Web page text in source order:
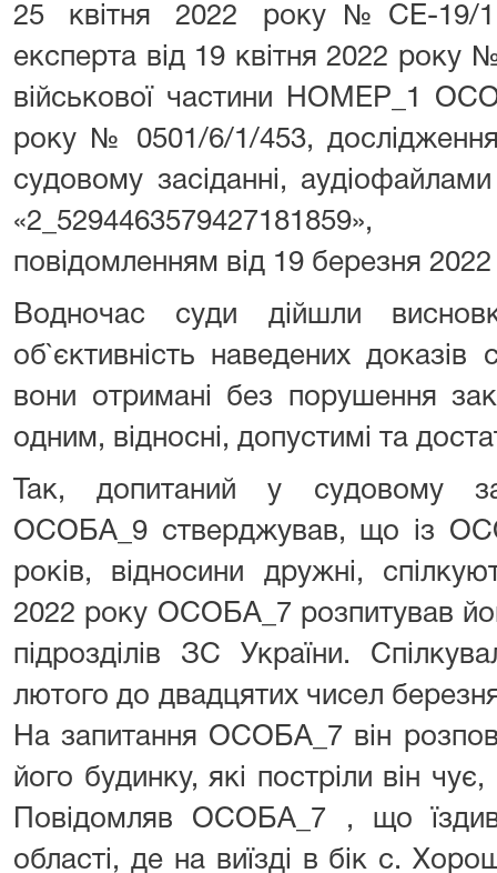
25 квітня 2022 року№СЕ-19/
експерта від 19 квітня 2022 року
військової частини НОМЕР_1
року № 0501/6/1/453,
судовому засіданні,
«2_5294463579427181859»,
повідомленням від 19 березня
Водночас суди дійшли
об`єктивність наведених
вони отримані без порушення
одним, відносні, допустимі та
Так, допитаний у судовому
ОСОБА_9 стверджував, що із
років, відносини дружні,
2022 року ОСОБА_7 розпитував
підрозділів ЗС України.
лютого до двадцятих чисел
На запитання ОСОБА_7 він
його будинку, які постріли він
Повідомляв ОСОБА_7 , що
області, де на виїзді в бік с.